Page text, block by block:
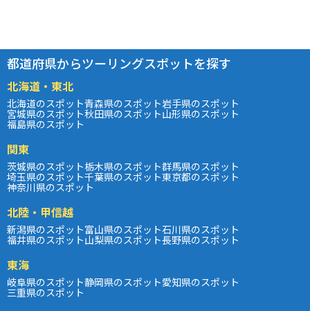
都道府県からツーリングスポットを探す
北海道・東北
北海道のスポット青森県のスポット岩手県のスポット
宮城県のスポット秋田県のスポット山形県のスポット
福島県のスポット
関東
茨城県のスポット栃木県のスポット群馬県のスポット
埼玉県のスポット千葉県のスポット東京都のスポット
神奈川県のスポット
北陸・甲信越
新潟県のスポット富山県のスポット石川県のスポット
福井県のスポット山梨県のスポット長野県のスポット
東海
岐阜県のスポット静岡県のスポット愛知県のスポット
三重県のスポット